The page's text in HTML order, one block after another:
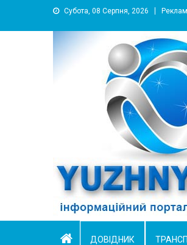
Субота, 08 Серпня, 2026
информационный
ДОВІДНИК